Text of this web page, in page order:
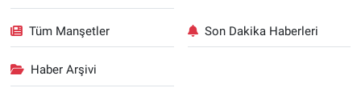
Tüm Manşetler Son Dakika Haberleri
Haber Arşivi